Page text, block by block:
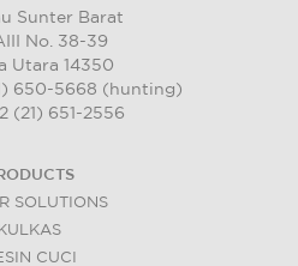
Sunter Barat
No. 38-39
Utara 14350
650-5668 (hunting)
(21) 651-2556
SOLUTIONS
KULKAS
CUCI